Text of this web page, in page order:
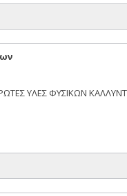
ΥΛΕΣ ΦΥΣΙΚΩΝ